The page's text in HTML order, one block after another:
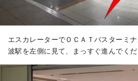
エスカレーターでＯＣＡＴバスターミ
波駅を左側に見て、まっすぐ進んでくだ